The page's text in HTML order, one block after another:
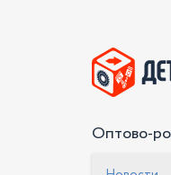
Оптово-